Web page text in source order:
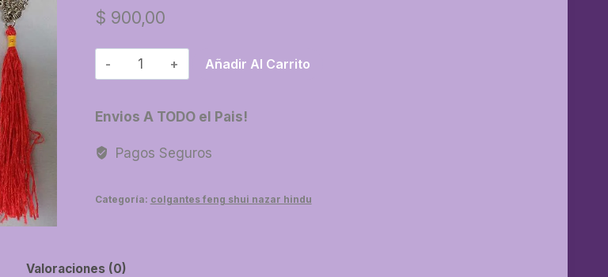
$ 900,00
19-
Colgante
con
cantidad
Añadir Al Carrito
Envios A TODO el Pais!
Pagos Seguros
Categoría: colgantes feng shui nazar hindu
Valoraciones (0)